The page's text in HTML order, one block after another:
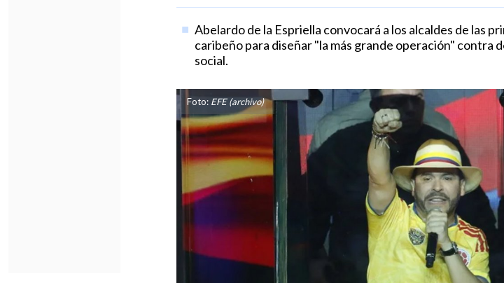
Abelardo de la Espriella convocará a los alcaldes de las
caribeño para diseñar "la más grande operación" contra
social.
Foto: EFE (archivo)